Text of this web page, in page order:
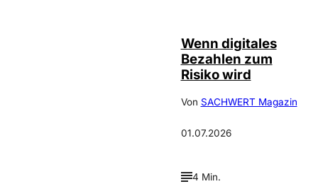
Wenn digitales
Bezahlen zum
Risiko wird
Von SACHWERT Magazin
01.07.2026
4 Min.